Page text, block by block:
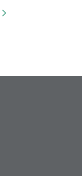
Pagina successiva